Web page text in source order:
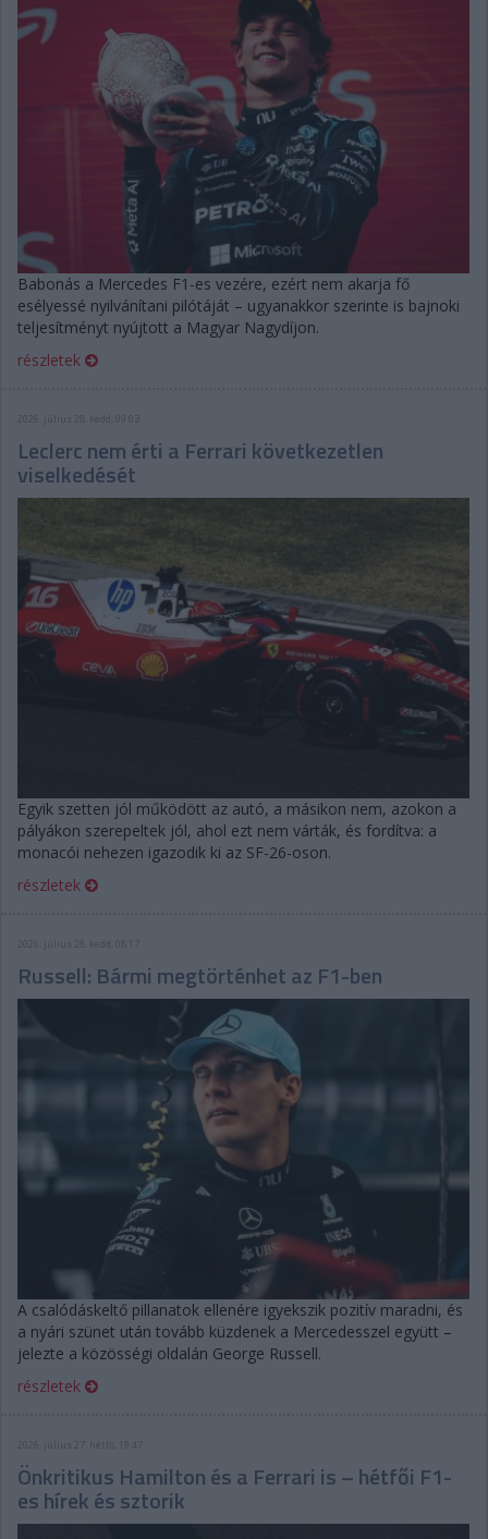
Babonás a Mercedes F1-es vezére, ezért nem akarja fő
esélyessé nyilvánítani pilótáját – ugyanakkor szerinte is bajnoki
teljesítményt nyújtott a Magyar Nagydíjon.
részletek
Leclerc nem érti a Ferrari következetlen
viselkedését
Egyik szetten jól működött az autó, a másikon nem, azokon a
pályákon szerepeltek jól, ahol ezt nem várták, és fordítva: a
monacói nehezen igazodik ki az SF-26-oson.
részletek
2026. július 28. kedd, 08:17
Russell: Bármi megtörténhet az F1-ben
A csalódáskeltő pillanatok ellenére igyekszik pozitív maradni, és
a nyári szünet után tovább küzdenek a Mercedesszel együtt –
jelezte a közösségi oldalán George Russell.
részletek
2026. július 27. hétfő, 19:47
Önkritikus Hamilton és a Ferrari is – hétfői F1-
es hírek és sztorik